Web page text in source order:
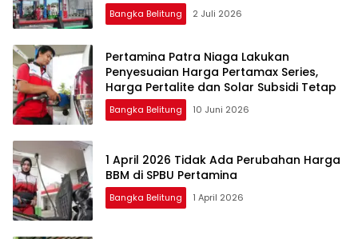
Bangka Belitung 2 Juli 2026
Pertamina Patra Niaga Lakukan
Penyesuaian Harga Pertamax Series,
Harga Pertalite dan Solar Subsidi Tetap
Bangka Belitung 10 Juni 2026
1 April 2026 Tidak Ada Perubahan Harga
BBM di SPBU Pertamina
Bangka Belitung 1 April 2026